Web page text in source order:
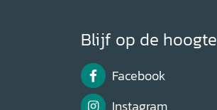
Blijf op de hoogte
Facebook